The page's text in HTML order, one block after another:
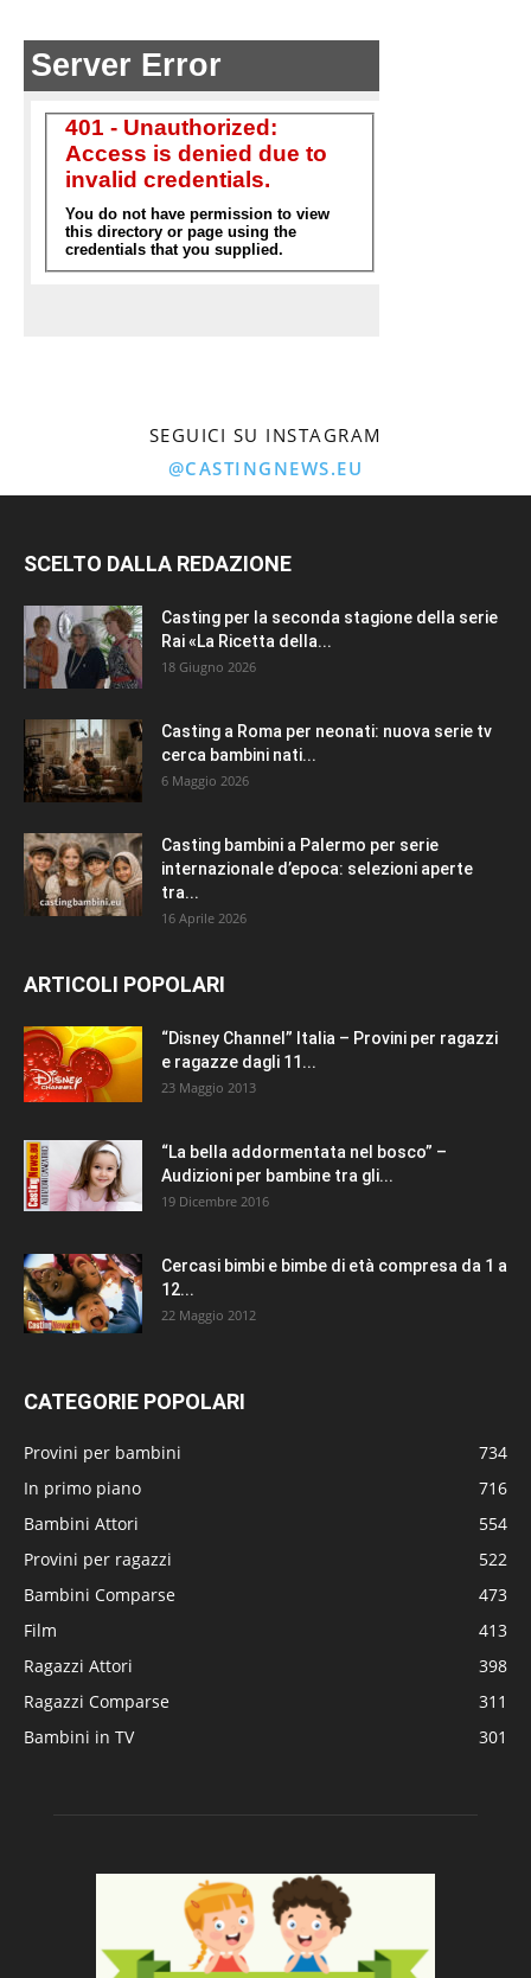
SEGUICI SU INSTAGRAM
@CASTINGNEWS.EU
SCELTO DALLA REDAZIONE
Casting per la seconda stagione della serie
Rai «La Ricetta della...
18 Giugno 2026
Casting a Roma per neonati: nuova serie tv
cerca bambini nati...
6 Maggio 2026
Casting bambini a Palermo per serie
internazionale d’epoca: selezioni aperte
tra...
16 Aprile 2026
ARTICOLI POPOLARI
“Disney Channel” Italia – Provini per ragazzi
e ragazze dagli 11...
23 Maggio 2013
“La bella addormentata nel bosco” –
Audizioni per bambine tra gli...
19 Dicembre 2016
Cercasi bimbi e bimbe di età compresa da 1 a
12...
22 Maggio 2012
CATEGORIE POPOLARI
Provini per bambini
734
In primo piano
716
Bambini Attori
554
Provini per ragazzi
522
Bambini Comparse
473
Film
413
Ragazzi Attori
398
Ragazzi Comparse
311
Bambini in TV
301